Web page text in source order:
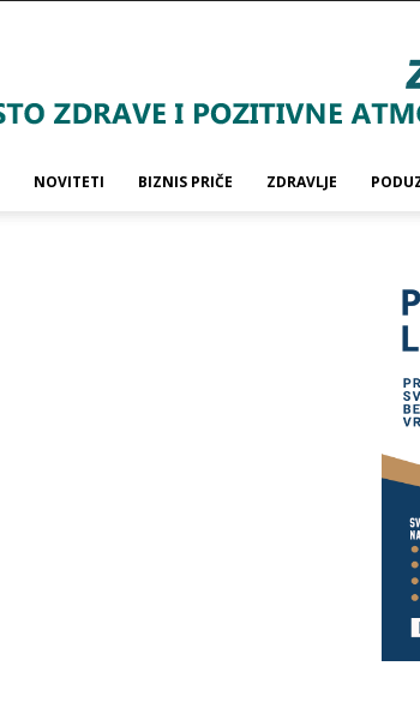
NOVITETI BIZNIS PRIČE ZDRAVLJE